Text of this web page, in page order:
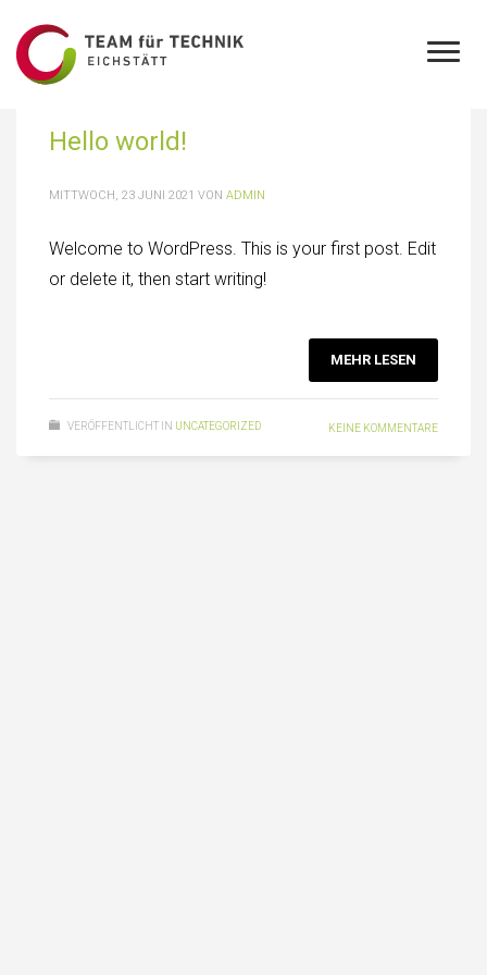
Hello world!
MITTWOCH, 23 JUNI 2021 VON ADMIN
Welcome to WordPress. This is your first post. Edit
or delete it, then start writing!
MEHR LESEN
VERÖFFENTLICHT IN UNCATEGORIZED KEINE KOMMENTARE